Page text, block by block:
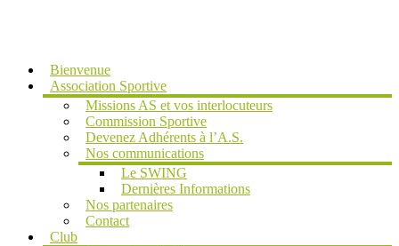
Bienvenue
Association Sportive
Missions AS et vos interlocuteurs
Commission Sportive
Devenez Adhérents à l’A.S.
Nos communications
Le SWING
Dernières Informations
Nos partenaires
Contact
Club